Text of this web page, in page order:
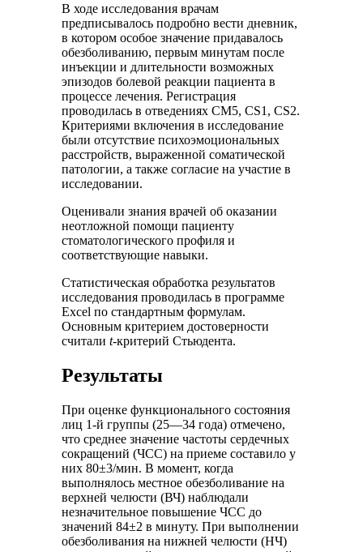
В ходе исследования врачам
предписывалось подробно вести дневник,
в котором особое значение придавалось
обезболиванию, первым минутам после
инъекции и длительности возможных
эпизодов болевой реакции пациента в
процессе лечения. Регистрация
проводилась в отведениях CM5, CS1, CS2.
Критериями включения в исследование
были отсутствие психоэмоциональных
расстройств, выраженной соматической
патологии, а также согласие на участие в
исследовании.
Оценивали знания врачей об оказании
неотложной помощи пациенту
стоматологического профиля и
соответствующие навыки.
Статистическая обработка результатов
исследования проводилась в программе
Excel по стандартным формулам.
Основным критерием достоверности
считалиt-критерий Стьюдента.
Результаты
При оценке функционального состояния
лиц 1-й группы (25—34 года) отмечено,
что среднее значение частоты сердечных
сокращений (ЧСС) на приеме составило у
них 80±3/мин. В момент, когда
выполнялось местное обезболивание на
верхней челюсти (ВЧ) наблюдали
незначительное повышение ЧСС до
значений 84±2 в минуту. При выполнении
обезболивания на нижней челюсти (НЧ)